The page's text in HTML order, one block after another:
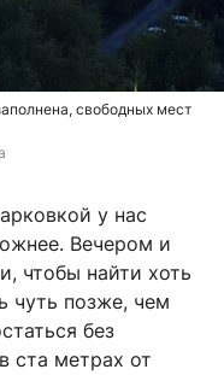
свободных мест
у нас
Вечером и
чтобы найти хоть
чуть позже, чем
без
ста метрах от